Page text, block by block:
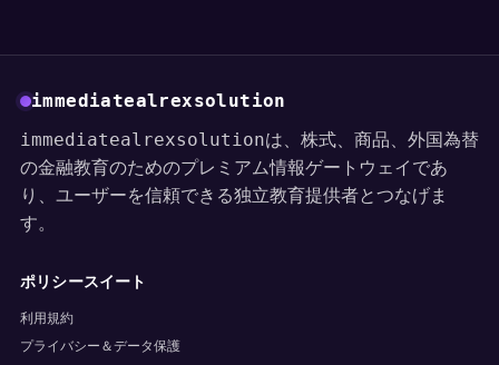
immediatealrexsolution
immediatealrexsolutionは、株式、商品、外国為替
の金融教育のためのプレミアム情報ゲートウェイであ
り、ユーザーを信頼できる独立教育提供者とつなげま
す。
ポリシースイート
利用規約
プライバシー＆データ保護